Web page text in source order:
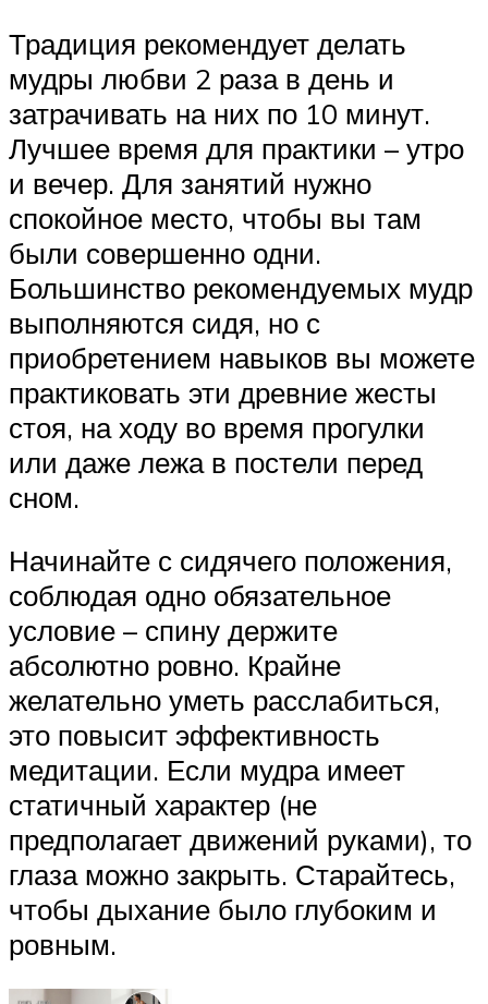
Традиция рекомендует делать
мудры любви 2 раза в день и
затрачивать на них по 10 минут.
Лучшее время для практики – утро
и вечер. Для занятий нужно
спокойное место, чтобы вы там
были совершенно одни.
Большинство рекомендуемых мудр
выполняются сидя, но с
приобретением навыков вы можете
практиковать эти древние жесты
стоя, на ходу во время прогулки
или даже лежа в постели перед
сном.
Начинайте с сидячего положения,
соблюдая одно обязательное
условие – спину держите
абсолютно ровно. Крайне
желательно уметь расслабиться,
это повысит эффективность
медитации. Если мудра имеет
статичный характер (не
предполагает движений руками), то
глаза можно закрыть. Старайтесь,
чтобы дыхание было глубоким и
ровным.